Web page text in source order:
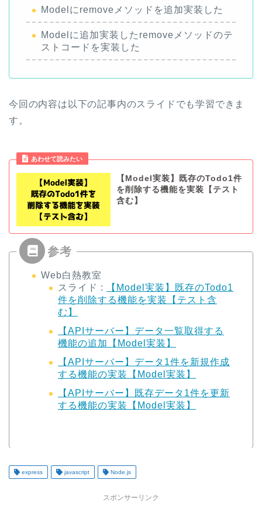
Modelにremoveメソッドを追加実装した
Modelに追加実装したremoveメソッドのテ
ストコードを実装した
今回の内容は以下の記事内のスライドでも学習できま
す。
あわせて読みたい
【Model実装】既存のTodo1件
を削除する機能を実装【テスト
含む】
Web白熱教室
スライド :
【Model実装】既存のTodo1
件を削除する機能を実装【テスト含
む】
【APIサーバー】データ一覧取得する
機能の追加【Model実装】
【APIサーバー】データ1件を新規作成
する機能の実装【Model実装】
【APIサーバー】既存データ1件を更新
する機能の実装【Model実装】
express javascript Node.js
スポンサーリンク